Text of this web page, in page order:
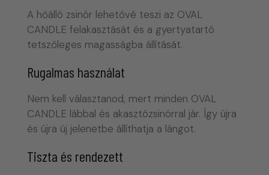
A hőálló zsinór lehetővé teszi az OVAL
CANDLE felakasztását és a gyertyatartó
tetszőleges magasságba állítását.
Rugalmas használat
Nem kell választanod, mert minden OVAL
CANDLE lábbal és akasztózsinórral jár. Így újra
és újra új jelenetbe állíthatja a lángot.
Tiszta és rendezett